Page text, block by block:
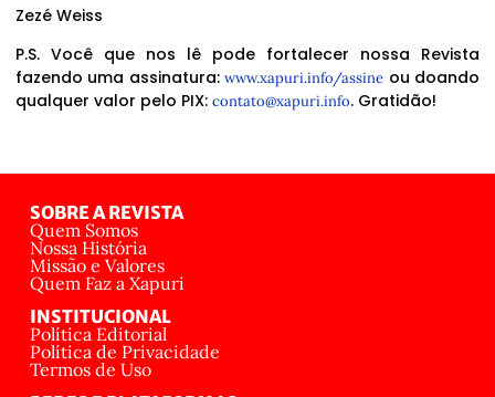
Zezé Weiss
P.S. Você que nos lê pode fortalecer nossa Revista
fazendo uma assinatura:www.xapuri.info/assine ou doando
qualquer valor pelo PIX: contato@xapuri.info. Gratidão!
SOBRE A REVISTA
Quem Somos
Nossa História
Missão e Valores
Quem Faz a Xapuri
INSTITUCIONAL
Política Editorial
Política de Privacidade
Termos de Uso